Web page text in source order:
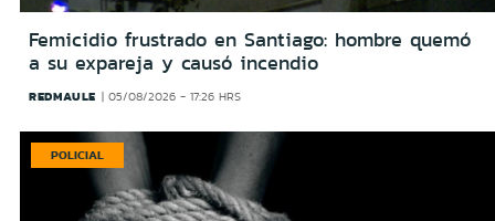
Femicidio frustrado en Santiago: hombre quemó
a su expareja y causó incendio
REDMAULE 05/08/2026 - 17:26 HRS
POLICIAL